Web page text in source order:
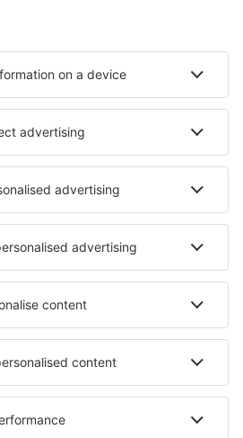
populare
în Fethiye Cazare în Kas
Cazare în Bodrum
în Kalkan Cazare în Çorum
- orașe
Cazare în Kappel am Albis
Cazare în Motherwell
Cazare în Takaoka